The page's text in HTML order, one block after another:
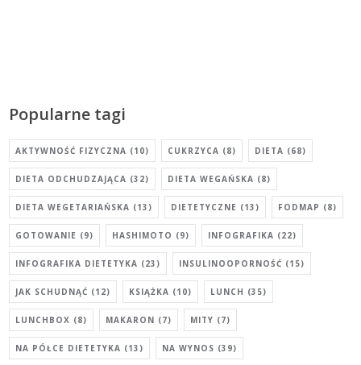
Popularne tagi
AKTYWNOŚĆ FIZYCZNA (10) CUKRZYCA (8) DIETA (68)
DIETA ODCHUDZAJĄCA (32) DIETA WEGAŃSKA (8)
DIETA WEGETARIAŃSKA (13) DIETETYCZNE (13) FODMAP (8)
GOTOWANIE (9) HASHIMOTO (9) INFOGRAFIKA (22)
INFOGRAFIKA DIETETYKA (23) INSULINOOPORNOŚĆ (15)
JAK SCHUDNĄĆ (12) KSIĄŻKA (10) LUNCH (35)
LUNCHBOX (8) MAKARON (7) MITY (7)
NA PÓŁCE DIETETYKA (13) NA WYNOS (39)